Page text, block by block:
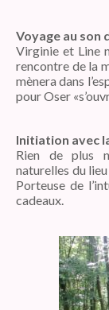
Voyage au son
Virginie et Line
rencontre de la
mènera dans
pour Oser
Initiation avec
Rien de plus
naturelles du lieu
Porteuse de
cadeaux.